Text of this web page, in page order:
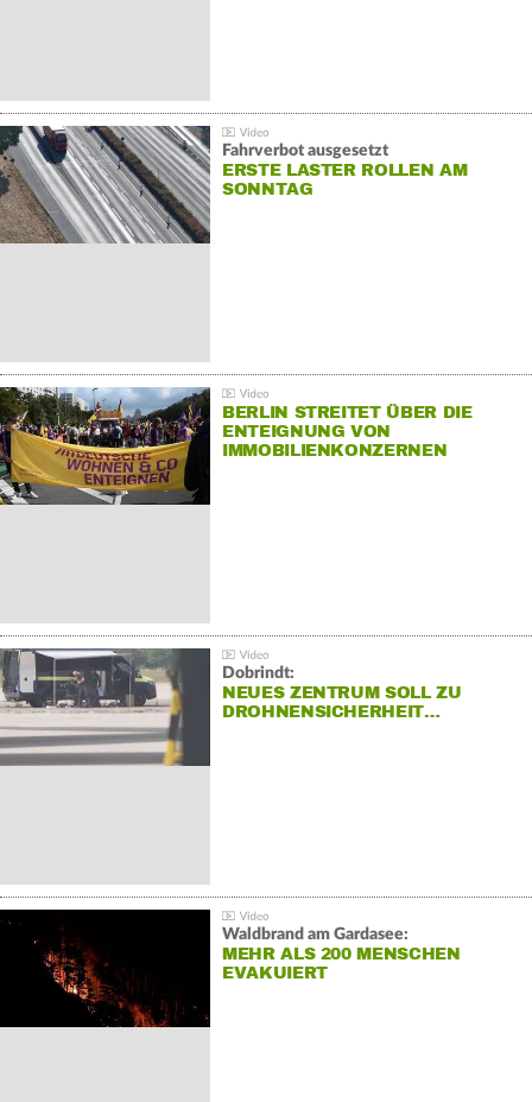
Fahrverbot ausgesetzt
ERSTE LASTER ROLLEN AM
SONNTAG
BERLIN STREITET ÜBER DIE
ENTEIGNUNG VON
IMMOBILIENKONZERNEN
Dobrindt:
NEUES ZENTRUM SOLL ZU
DROHNENSICHERHEIT…
Waldbrand am Gardasee:
MEHR ALS 200 MENSCHEN
EVAKUIERT